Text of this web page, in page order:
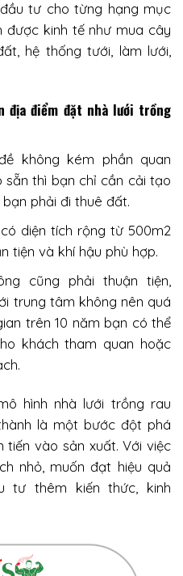
tư cho từng hạng mục
được kinh tế như mua cây
hệ thống tưới, làm lưới,
địa điểm đặt nhà lưới trồng
không kém phần quan
sẵn thì bạn chỉ cần cải tạo
phải đi thuê đất.
diện tích rộng từ 500m2
tiện và khí hậu phù hợp.
cũng phải thuận tiện,
trung tâm không nên quá
trên 10 năm bạn có thể
khách tham quan hoặc
hình nhà lưới trồng rau
là một bước đột phá
tiến vào sản xuất. Với việc
nhỏ, muốn đạt hiệu quả
tư thêm kiến thức, kinh